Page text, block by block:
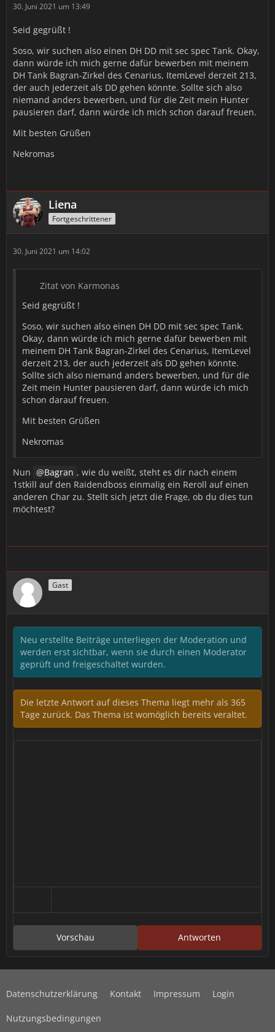
30. Juni 2021 um 13:49
Seid gegrüßt !
Soso, wir suchen also einen DH DD mit sec spec Tank. Okay,
dann würde ich mich gerne dafür bewerben mit meinem
DH Tank Bagran-Zirkel des Cenarius, ItemLevel derzeit 213,
der auch jederzeit als DD gehen könnte. Sollte sich also
niemand anders bewerben, und für die Zeit mein Hunter
pausieren darf, dann würde ich mich schon darauf freuen.
Mit besten Grüßen
Nekromas
Liena
Fortgeschrittener
30. Juni 2021 um 14:02
Zitat von Karmonas
Seid gegrüßt !
Soso, wir suchen also einen DH DD mit sec spec Tank.
Okay, dann würde ich mich gerne dafür bewerben mit
meinem DH Tank Bagran-Zirkel des Cenarius, ItemLevel
derzeit 213, der auch jederzeit als DD gehen könnte.
Sollte sich also niemand anders bewerben, und für die
Zeit mein Hunter pausieren darf, dann würde ich mich
schon darauf freuen.
Mit besten Grüßen
Nekromas
Nun Bagran , wie du weißt, steht es dir nach einem
1stkill auf den Raidendboss einmalig ein Reroll auf einen
anderen Char zu. Stellt sich jetzt die Frage, ob du dies tun
möchtest?
Gast
Neu erstellte Beiträge unterliegen der Moderation und
werden erst sichtbar, wenn sie durch einen Moderator
geprüft und freigeschaltet wurden.
Die letzte Antwort auf dieses Thema liegt mehr als 365
Tage zurück. Das Thema ist womöglich bereits veraltet.
Antworten
Vorschau
Datenschutzerklärung Kontakt Impressum Login
Nutzungsbedingungen